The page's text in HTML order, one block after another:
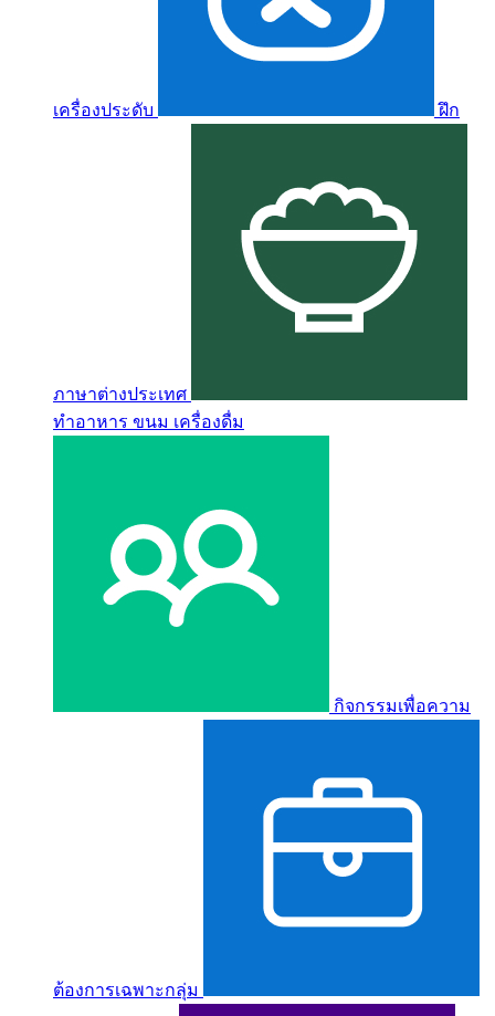
เครื่องประดับ ฝึก
ภาษาต่างประเทศ
ทำอาหาร ขนม เครื่องดื่ม
กิจกรรมเพื่อความ
ต้องการเฉพาะกลุ่ม